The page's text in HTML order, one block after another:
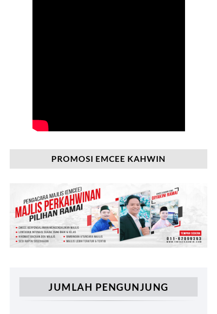
PROMOSI EMCEE KAHWIN
JUMLAH PENGUNJUNG